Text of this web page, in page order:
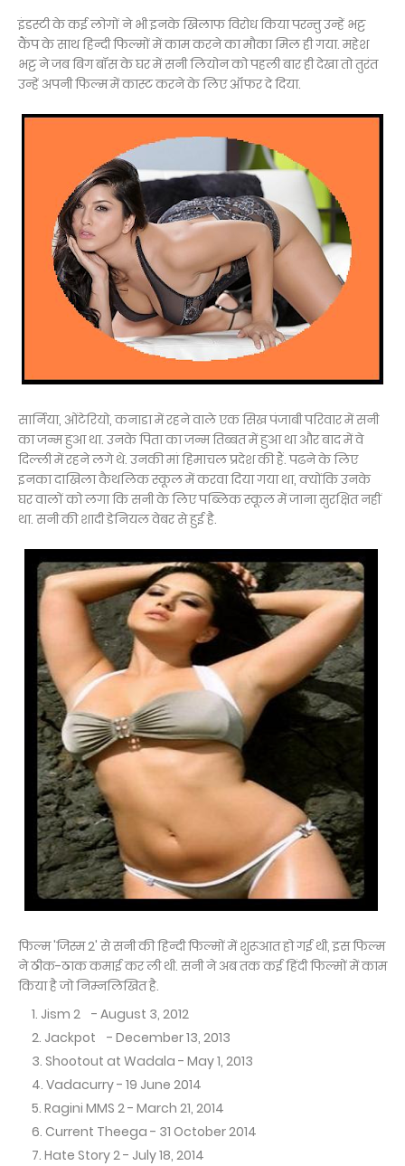
इंडस्‍टी के कई लोगों ने भी इनके खिलाफ विरोध किया परन्तु उन्‍हें भट्ट
कैंप के साथ हिन्‍दी फिल्‍मों में काम करने का मौका मिल ही गया. महेश
भट्ट ने जब बिग बॉस के घर में सनी लियोन को पहली बार ही देखा तो तुरंत
उन्‍हें अपनी फिल्‍म में कास्‍ट करने के लिए ऑफर दे दिया.
सार्निया, ओंटेरियो, कनाडा में रहने वाले एक सिख पंजाबी परिवार में सनी
का जन्‍म हुआ था. उनके पिता का जन्‍म तिब्‍बत में हुआ था और बाद में वे
दिल्‍ली में रहने लगे थे. उनकी मां हिमाचल प्रदेश की हैं. पढने के लिए
इनका दाखिला कैथलिक स्‍कूल में करवा दिया गया था, क्योंकि उनके
घर वालों को लगा कि सनी के लिए पब्लिक स्‍कूल में जाना सुरक्षित नहीं
था. सनी की शादी डेनियल वेबर से हुई है.
फिल्‍म 'जिस्‍म 2' से सनी की हिन्‍दी फिल्‍मों में शुरूआत हो गई थी, इस फिल्‍म
ने ठीक-ठाक कमाई कर ली थी. सनी ने अब तक कई हिंदी फिल्‍मों में काम
किया है जो निम्नलिखित है.
Jism 2 - August 3, 2012
Jackpot - December 13, 2013
Shootout at Wadala - May 1, 2013
Vadacurry - 19 June 2014
Ragini MMS 2 - March 21, 2014
Current Theega - 31 October 2014
Hate Story 2 - July 18, 2014